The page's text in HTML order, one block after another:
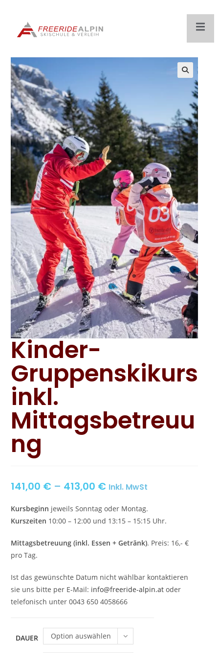
Kinder-
Gruppenskikurs
inkl.
Mittagsbetreuu
ng
141,00 € – 413,00 € Inkl. MwSt
Kursbeginn jeweils Sonntag oder Montag.
Kurszeiten 10:00 – 12:00 und 13:15 – 15:15 Uhr.
Mittagsbetreuung (inkl. Essen + Getränk). Preis: 16,- €
pro Tag.
Ist das gewünschte Datum nicht wählbar kontaktieren
sie uns bitte per E-Mail: info@freeride-alpin.at oder
telefonisch unter 0043 650 4058666
DAUER Option auswählen